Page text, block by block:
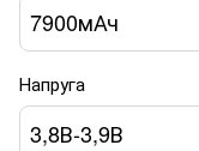
7900мАч
Напруга
3,8В-3,9В